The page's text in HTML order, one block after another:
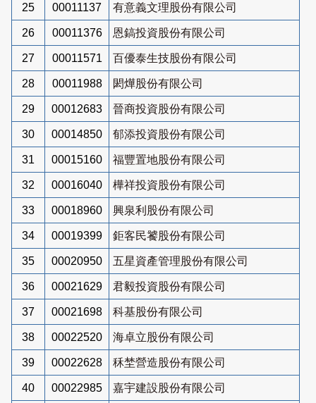
25 00011137 有意義文理股份有限公司
26 00011376 恩鎬投資股份有限公司
27 00011571 百優泰生技股份有限公司
28 00011988 閎燁股份有限公司
29 00012683 晉商投資股份有限公司
30 00014850 郁添投資股份有限公司
31 00015160 福豐置地股份有限公司
32 00016040 樺祥投資股份有限公司
33 00018960 興泉利股份有限公司
34 00019399 鉅客民饕股份有限公司
35 00020950 五星資產管理股份有限公司
36 00021629 君毅投資股份有限公司
37 00021698 科基股份有限公司
38 00022520 海卓立股份有限公司
39 00022628 秝埜營造股份有限公司
40 00022985 嘉宇建設股份有限公司